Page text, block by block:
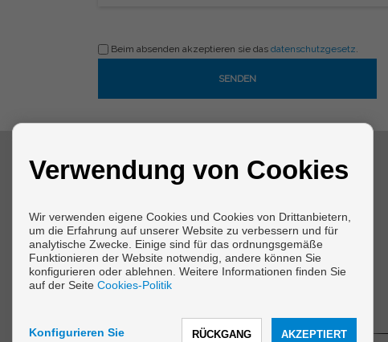
Beim absenden akzeptieren sie das datenschutzgesetz.
KONTAKT
15621 Cabanas (La Coruña)
+34 606543436
info@vivirengalicia.com
Von Montag bis Freitag : 09:30 - 13:30 und 17:00 - 20:00
Verwendung von Cookies
Wir verwenden eigene Cookies und Cookies von Drittanbietern,
um die Erfahrung auf unserer Website zu verbessern und für
analytische Zwecke. Einige sind für das ordnungsgemäße
Funktionieren der Website notwendig, andere können Sie
konfigurieren oder ablehnen. Weitere Informationen finden Sie
auf der Seite Cookies-Politik
Konfigurieren Sie